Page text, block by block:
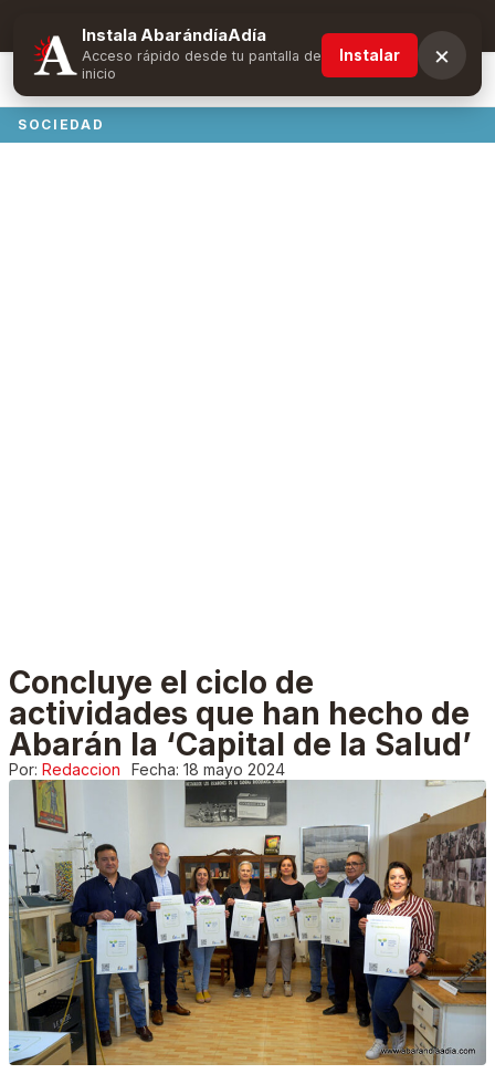
Suscríbete y obtén ventajas exclusivas
SOCIEDAD
Concluye el ciclo de
actividades que han hecho de
Abarán la ‘Capital de la Salud’
Por: Redaccion Fecha: 18 mayo 2024
Instala AbarándíaAdía
Acceso rápido desde tu pantalla de
inicio
Instalar ×